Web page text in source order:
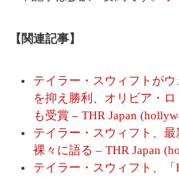
【関連記事】
テイラー・スウィフトが
を抑え勝利、オリビア・
も受賞 – THR Japan
テイラー・スウィフト、
裸々に語る – THR Japan
テイラー・スウィフト、